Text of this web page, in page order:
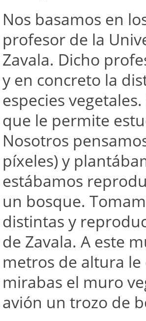
Nos basamos en
profesor de la
Zavala. Dicho
y en concreto la
especies
que le permite
Nosotros
píxeles) y
estábamos
un bosque.
distintas y
de Zavala. A este
metros de altura
mirabas el muro
avión un trozo de